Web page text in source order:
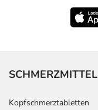
SCHMERZMITTEL
Kopfschmerztabletten